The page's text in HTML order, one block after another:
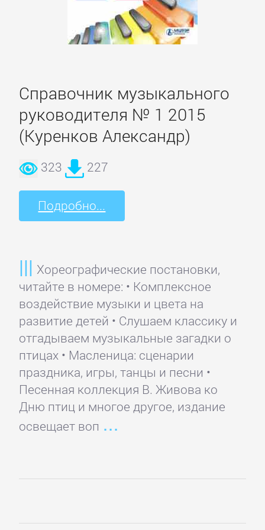
Справочник музыкального
руководителя № 1 2015
(Куренков Александр)
323 227
Подробно...
Хореографические постановки,
читайте в номере: • Комплексное
воздействие музыки и цвета на
развитие детей • Слушаем классику и
отгадываем музыкальные загадки о
птицах • Масленица: сценарии
праздника, игры, танцы и песни •
Песенная коллекция В. Живова ко
Дню птиц и многое другое, издание
освещает воп
Ремесла
Эротика,
Секс
ЗАРУБЕЖНОЕ
Зарубежная
Зарубежная
классика
Зарубежная
образовательная
литература
Зарубежная
прикладная
популярная